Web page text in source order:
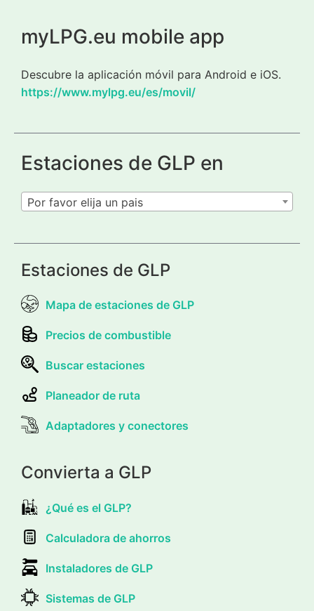
myLPG.eu mobile app
Descubre la aplicación móvil para Android e iOS.
https://www.mylpg.eu/es/movil/
Estaciones de GLP en
Por favor elija un pais
Estaciones de GLP
Mapa de estaciones de GLP
Precios de combustible
Buscar estaciones
Planeador de ruta
Adaptadores y conectores
Convierta a GLP
¿Qué es el GLP?
Calculadora de ahorros
Instaladores de GLP
Sistemas de GLP